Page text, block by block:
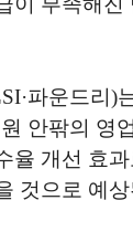
파운드리)
안팎의 영
율 개선 효
것으로 예